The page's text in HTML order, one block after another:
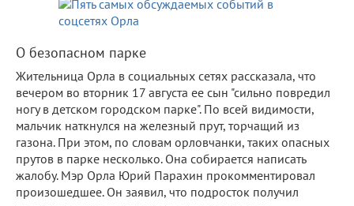
О безопасном парке
Жительница Орла в социальных сетях рассказала, что
вечером во вторник 17 августа ее сын "сильно повредил
ногу в детском городском парке". По всей видимости,
мальчик наткнулся на железный прут, торчащий из
газона. При этом, по словам орловчанки, таких опасных
прутов в парке несколько. Она собирается написать
жалобу. Мэр Орла Юрий Парахин прокомментировал
произошедшее. Он заявил, что подросток получил